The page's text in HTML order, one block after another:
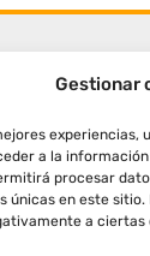
Gestionar
experiencias,
a la
procesar
únicas en este
a